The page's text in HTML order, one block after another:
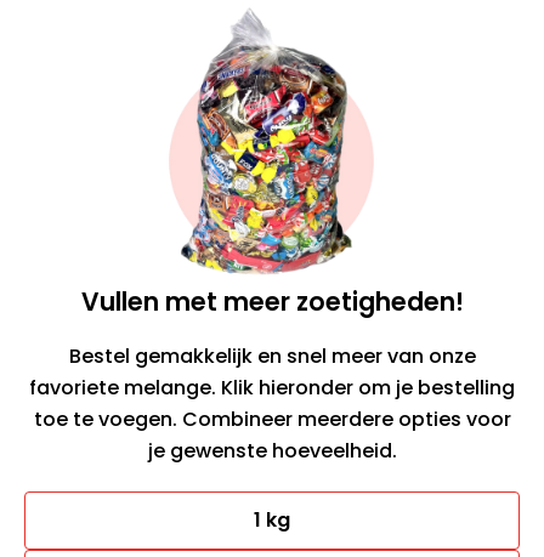
Vullen met meer zoetigheden!
Bestel gemakkelijk en snel meer van onze
favoriete melange. Klik hieronder om je bestelling
toe te voegen. Combineer meerdere opties voor
je gewenste hoeveelheid.
1 kg